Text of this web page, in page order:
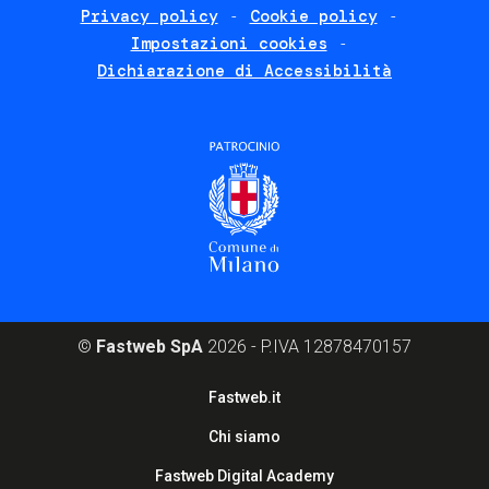
Privacy policy
Cookie policy
Impostazioni cookies
Dichiarazione di Accessibilità
© Fastweb SpA 2026 - P.IVA 12878470157
Fastweb.it
Chi siamo
Fastweb Digital Academy